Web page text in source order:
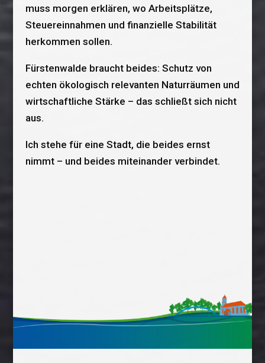
muss morgen erklären, wo Arbeitsplätze,
Steuereinnahmen und finanzielle Stabilität
herkommen sollen.
Fürstenwalde braucht beides: Schutz von
echten ökologisch relevanten Naturräumen und
wirtschaftliche Stärke – das schließt sich nicht
aus.
Ich stehe für eine Stadt, die beides ernst
nimmt – und beides miteinander verbindet.